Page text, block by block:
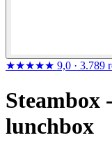
★★★★★ 9,0 · 3.789
Steambox
lunchbox